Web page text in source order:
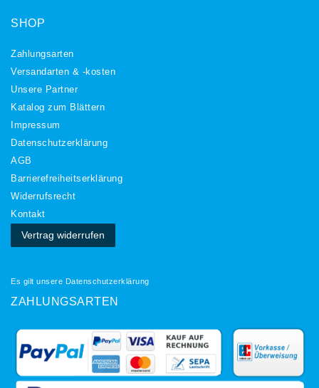
SHOP
Zahlungsarten
Versandarten & -kosten
Unsere Partner
Katalog zum Blättern
Impressum
Daten­schutz­erklärung
AGB
Barrierefreiheitserklärung
Widerrufs­recht
Kontakt
Vertrag widerrufen
Es gilt unsere Datenschutzerklärung
ZAHLUNGSARTEN